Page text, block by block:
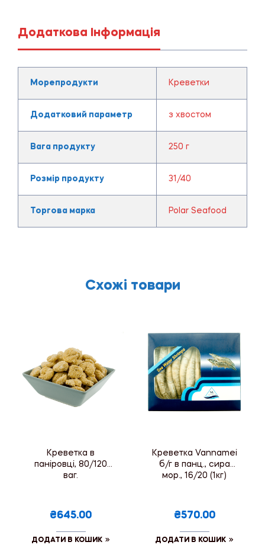
Додаткова Інформація
Морепродукти Креветки
Додатковий параметр з хвостом
Вага продукту 250 г
Розмір продукту 31/40
Торгова марка Polar Seafood
Схожі товари
Креветка в
паніровці, 80/120
ваг.
₴645.00
ДОДАТИ В КОШИК
Креветка Vannamei
б/г в панц., сира
мор., 16/20 (1кг)
₴570.00
ДОДАТИ В КОШИК